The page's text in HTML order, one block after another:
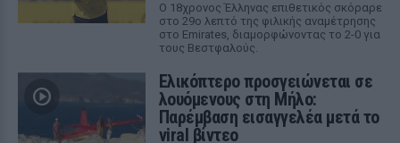
Ο 18χρονος Έλληνας επιθετικός σκόραρε
στο 29ο λεπτό της φιλικής αναμέτρησης
στο Emirates, διαμορφώνοντας το 2-0 για
τους Βεστφαλούς.
Ελικόπτερο προσγειώνεται σε
λουόμενους στη Μήλο:
Παρέμβαση εισαγγελέα μετά το
viral βίντεο